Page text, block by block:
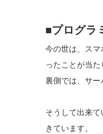
■プログラ
今の世は、ス
ったことが当
裏側では、サー
そうして出来
きています。